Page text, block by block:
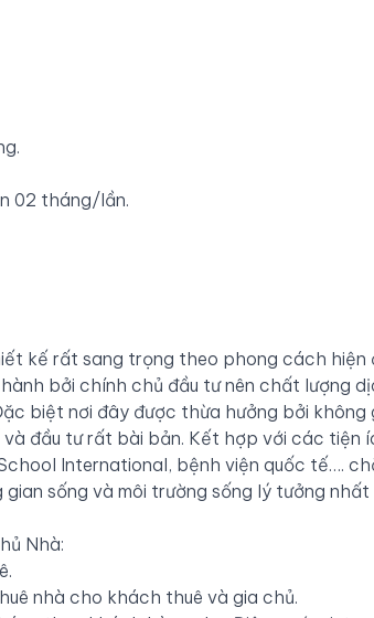
02 tháng/lần.
kế rất sang trọng theo phong cách hiện
bởi chính chủ đầu tư nên chất lượng
biệt nơi đây được thừa hưởng bởi không
đầu tư rất bài bản. Kết hợp với các tiện
International, bệnh viện quốc tế….
sống và môi trường sống lý tưởng nhất
Nhà:
nhà cho khách thuê và gia chủ.